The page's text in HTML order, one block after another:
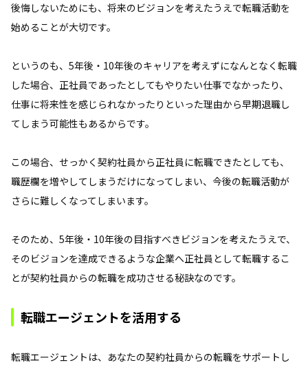
後悔しないためにも、将来のビジョンを考えたうえで転職活動を
始めることが大切です。
というのも、5年後・10年後のキャリアを考えずになんとなく転職
した場合、正社員であったとしてもやりたい仕事でなかったり、
仕事に将来性を感じられなかったりといった理由から早期退職し
てしまう可能性もあるからです。
この場合、せっかく契約社員から正社員に転職できたとしても、
職歴欄を増やしてしまうだけになってしまい、今後の転職活動が
さらに難しくなってしまいます。
そのため、5年後・10年後の目指すべきビジョンを考えたうえで、
そのビジョンを達成できるような企業へ正社員として転職するこ
とが契約社員からの転職を成功させる秘訣なのです。
転職エージェントを活用する
転職エージェントは、あなたの契約社員からの転職をサポートし